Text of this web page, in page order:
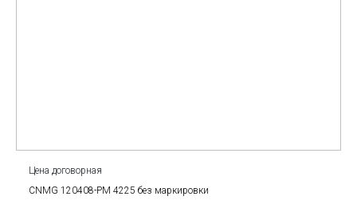
Цена договорная
CNMG 120408-PM 4225 без маркировки